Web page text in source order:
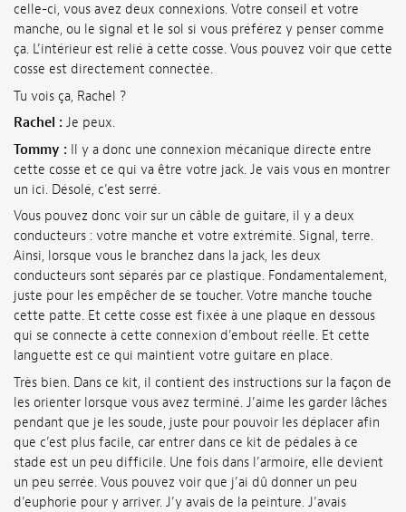
celle-ci, vous avez deux connexions. Votre conseil et votre
manche, ou le signal et le sol si vous préférez y penser comme
ça. L’intérieur est relié à cette cosse. Vous pouvez voir que cette
cosse est directement connectée.
Tu vois ça, Rachel ?
Rachel : Je peux.
Tommy : Il y a donc une connexion mécanique directe entre
cette cosse et ce qui va être votre jack. Je vais vous en montrer
un ici. Désolé, c’est serré.
Vous pouvez donc voir sur un câble de guitare, il y a deux
conducteurs : votre manche et votre extrémité. Signal, terre.
Ainsi, lorsque vous le branchez dans la jack, les deux
conducteurs sont séparés par ce plastique. Fondamentalement,
juste pour les empêcher de se toucher. Votre manche touche
cette patte. Et cette cosse est fixée à une plaque en dessous
qui se connecte à cette connexion d’embout réelle. Et cette
languette est ce qui maintient votre guitare en place.
Très bien. Dans ce kit, il contient des instructions sur la façon de
les orienter lorsque vous avez terminé. J’aime les garder lâches
pendant que je les soude, juste pour pouvoir les déplacer afin
que c’est plus facile, car entrer dans ce kit de pédales à ce
stade est un peu difficile. Une fois dans l’armoire, elle devient
un peu serrée. Vous pouvez voir que j’ai dû donner un peu
d’euphorie pour y arriver. J’y avais de la peinture. J’avais